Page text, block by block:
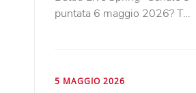
puntata 6 maggio 2026? T…
5 MAGGIO 2026